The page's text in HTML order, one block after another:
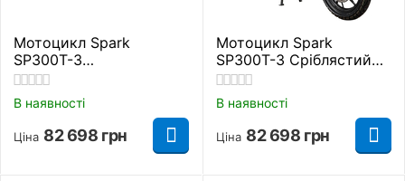
Мотоцикл Spark
SP300T-3
Помаранчевий 300 куб.
см.
В наявності
Ціна 82 698 грн
Мотоцикл Spark
SP300T-3 Сріблястий
300 куб. см.
В наявності
Ціна 82 698 грн